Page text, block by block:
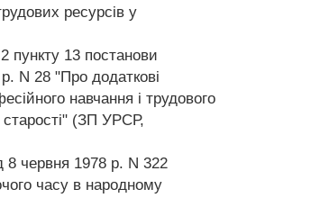
ресурсів у
пункту 13 постанови
N 28 "Про додаткові
навчання і трудового
старості" (ЗП УРСР,
8 червня 1978 р. N 322
часу в народному